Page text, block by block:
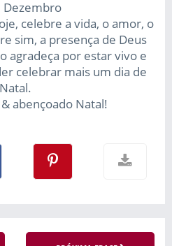
Dezembro
celebre a vida, o amor, o
sim, a presença de Deus
agradeça por estar vivo e
celebrar mais um dia de
Natal.
abençoado Natal!